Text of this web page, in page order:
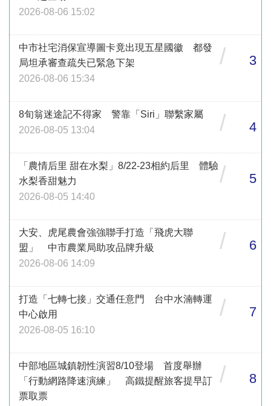
2026-08-06 15:02
中市社宅消保宣導圖卡竟出現五星國徽 都發
局坦承審查疏失已緊急下架
2026-08-06 15:34
/ 3
8旬翁迷途記不得家 警靠「Siri」聯繫家屬
2026-08-05 13:04
/ 4
「農情后里 甜在水梨」8/22-23相約后里 體驗
水梨香甜魅力
2026-08-05 14:40
/ 5
大安、虎尾農會強強聯手打造「飛虎大聯
盟」 中市農業局助攻品牌升級
2026-08-06 14:09
/ 6
打造「七轉七接」交通任意門 台中水湳轉運
中心啟用
2026-08-05 16:10
/ 7
中部地區城鎮韌性演習8/10登場 首度舉辦
「行動網路降速演練」 高鐵提醒旅客提早訂
票取票
/ 8